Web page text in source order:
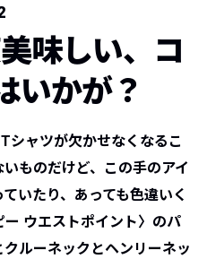
味しい、コ
いかが？
シャツが欠かせなくなるこ
ものだけど、この手のアイ
いたり、あっても色違いく
ウエストポイント〉のパ
ルーネックとヘンリーネッ